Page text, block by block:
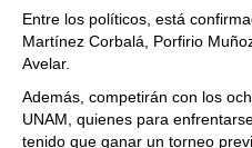
Entre los políticos, está
Martínez Corbalá, Porfirio
Avelar.
Además, competirán con los
UNAM, quienes para
tenido que ganar un torneo